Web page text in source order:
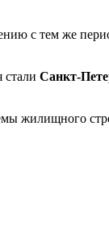
с тем же
стали Санкт-